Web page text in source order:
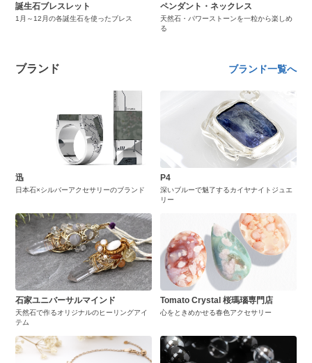
誕生石ブレスレット
1月～12月の各誕生石を使ったブレス
ペンダント・ネックレス
天然石・パワーストーンを一粒から楽しめ
る
ブランド ブランド一覧へ
迅
日本石×シルバーアクセサリーのブランド
P4
深いブルーで魅了するカイヤナイトジュエ
リー
石家ユニバーサルマインド
天然石で作るオリジナルのヒーリングアイ
テム
Tomato Crystal 桜瑪瑙専門店
心をときめかせる春色アクセサリー